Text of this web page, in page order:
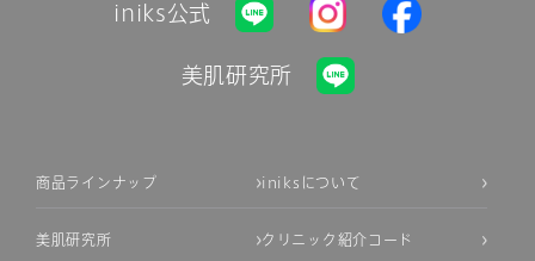
iniks公式
美肌研究所
商品ラインナップ iniksについて
美肌研究所 クリニック紹介コード